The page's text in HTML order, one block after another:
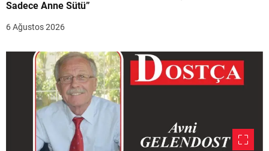
Sadece Anne Sütü”
6 Ağustos 2026